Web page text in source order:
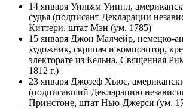
14 января Уильям Уиппл,
судья (подписант Декларации
Киттери, штат Мэн (ум. 1785)
15 января Джон Малчейр, немецко-
художник, скрипач и композитор,
электорате из Кельна, Священная
1812 г.)
23 января Джозеф Хьюс,
(подписавший Декларацию
Принстоне, штат Нью-Джерси (ум.